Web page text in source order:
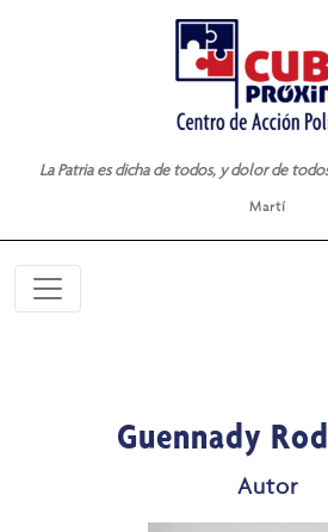
La Patria es dicha de todos, y dolor de
Martí
Guennady
Autor